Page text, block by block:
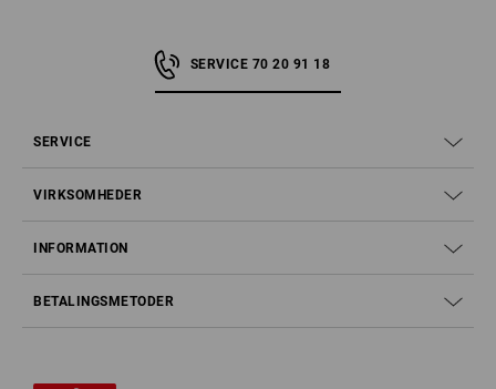
SERVICE 70 20 91 18
SERVICE
VIRKSOMHEDER
INFORMATION
BETALINGSMETODER